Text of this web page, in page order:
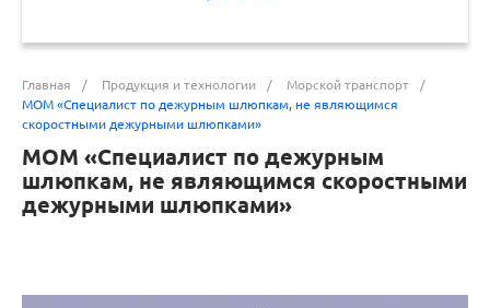
Главная / Продукция и технологии / Морской транспорт
/
МОМ «Специалист по дежурным шлюпкам, не являющимся
скоростными дежурными шлюпками»
МОМ «Специалист по дежурным
шлюпкам, не являющимся скоростными
дежурными шлюпками»